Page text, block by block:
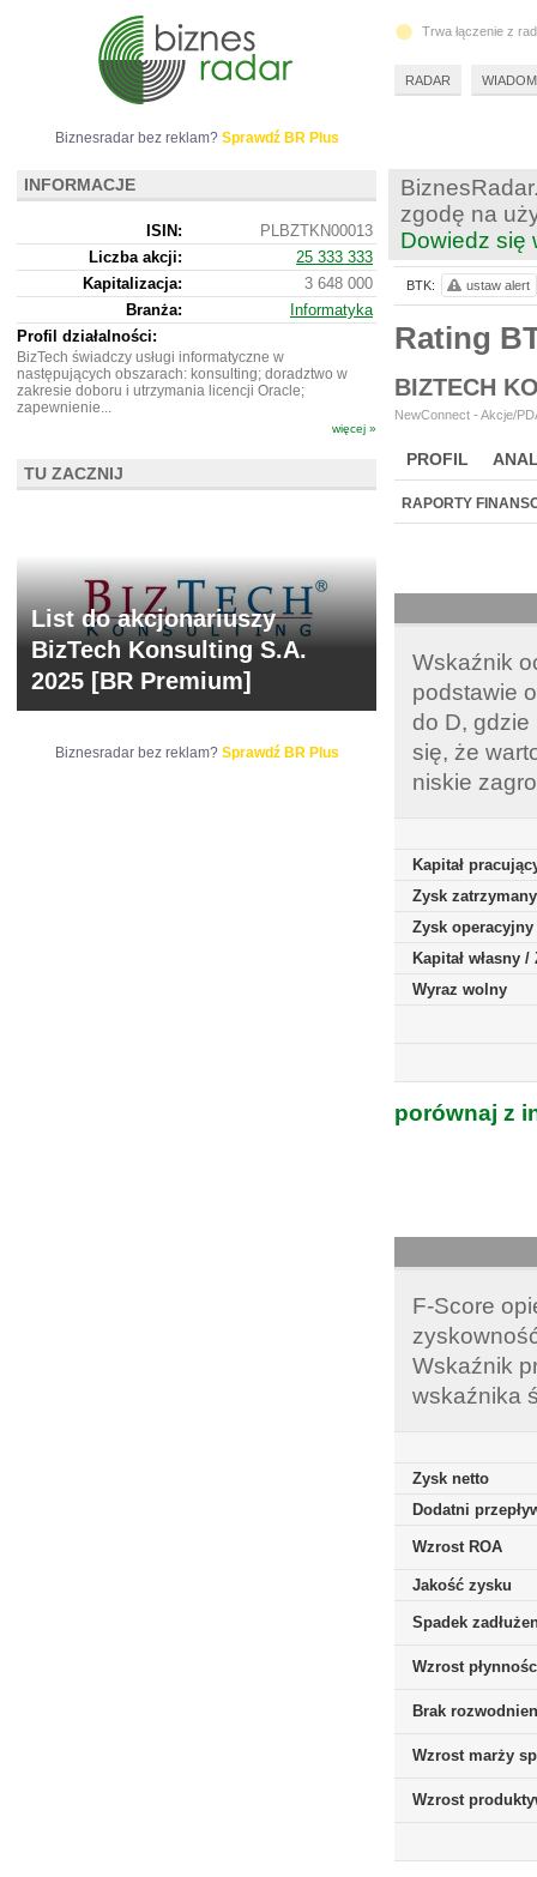
zgodę na
Dowiedz się
Rating
BIZTECH
NewConnect - Akcje/
PROFIL
BR LAB
RAPORTY
Wskaźnik
podstawie
do D, gdzie
się, że
niskie
Kapitał
Zysk
Zysk operacyjny
Kapitał własny
Wyraz wolny
porównaj z
F-Score
Wskaźnik
wskaźnika
Zysk netto
Dodatni
Wzrost ROA
Jakość zysku
Spadek
Wzrost
Brak
Wzrost marży
Wzrost
BTK: ustaw alert
Biznesradar bez reklam? Sprawdź BR Plus
INFORMACJE
ISIN:
PLBZTKN00013
Liczba akcji:
25 333 333
Kapitalizacja:
3 648 000
Branża:
Informatyka
Profil działalności:
BizTech świadczy usługi informatyczne w
następujących obszarach: konsulting; doradztwo w
zakresie doboru i utrzymania licencji Oracle;
zapewnienie...
więcej »
TU ZACZNIJ
List do akcjonariuszy
BizTech Konsulting S.A.
2025 [BR Premium]
Biznesradar bez reklam? Sprawdź BR Plus
Trwa łączenie z
RADAR